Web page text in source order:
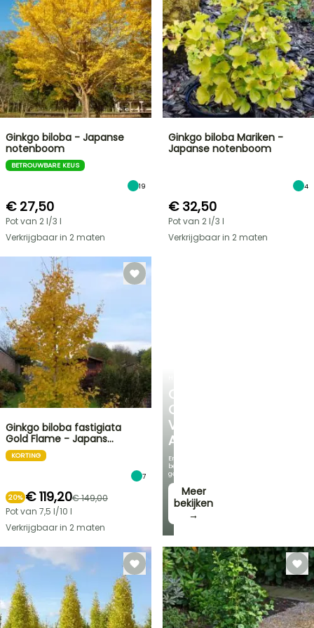
FLASH-
SALES
TOT
ONTDEK
ONS
VOORDELIGE
ASSORTIMENT
En
bespaar
geld!
Meer
bekijken
→
Ginkgo biloba - Japanse
notenboom
BETROUWBARE KEUS
19
€ 27,50
Pot van 2 l/3 l
Verkrijgbaar in 2 maten
Ginkgo biloba Mariken -
Japanse notenboom
4
€ 32,50
Pot van 2 l/3 l
Verkrijgbaar in 2 maten
Ginkgo biloba fastigiata
Gold Flame - Japans…
KORTING
7
20% € 119,20€ 149,00
Pot van 7,5 l/10 l
Verkrijgbaar in 2 maten